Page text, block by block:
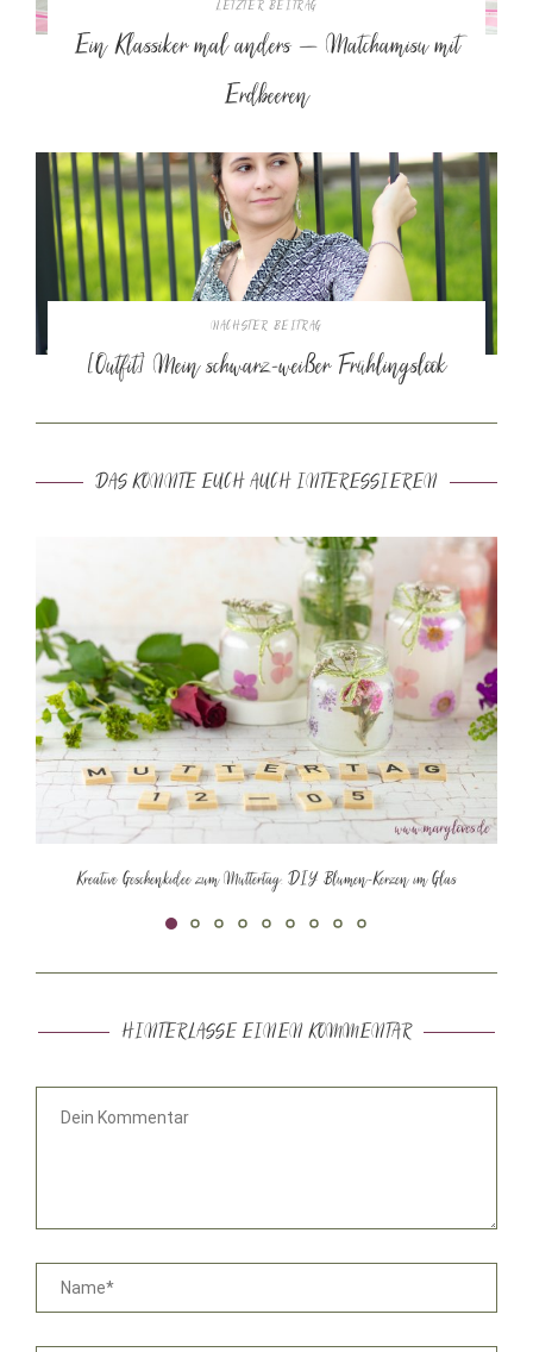
LETZTER BEITRAG
Ein Klassiker mal anders – Matchamisu mit
Erdbeeren
NÄCHSTER BEITRAG
[Outfit] Mein schwarz-weißer Frühlingslook
DAS KÖNNTE EUCH AUCH INTERESSIEREN
Kreative Geschenkidee zum Muttertag: DIY Blumen-Kerzen im Glas
HINTERLASSE EINEN KOMMENTAR